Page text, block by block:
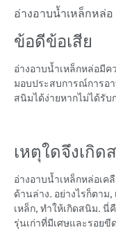
อ่างอาบน้ำเหล็กหล่อ
ข้อดีข้อเสีย
อ่างอาบน้ำเหล็กหล่อมีค
มอบประสบการณ์การอ
สนิมได้ง่ายหากไม่ได้รับ
เหตุใดจึงเกิด
อ่างอาบน้ำเหล็กหล่อเ
ด้านล่าง. อย่างไรก็ตาม
เหล็ก, ทำให้เกิดสนิม. นี่
รุ่นเก่าที่มีเศษและรอย